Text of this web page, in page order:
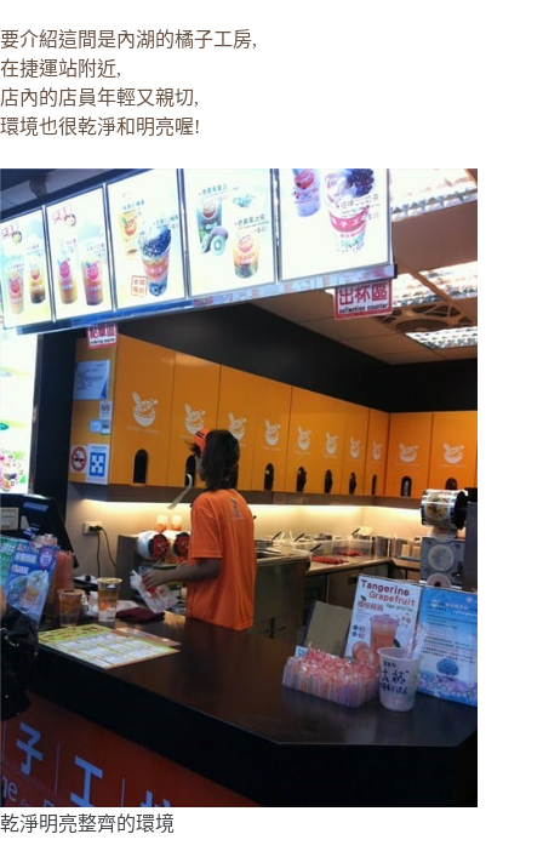
要介紹這間是內湖的橘子工房,
在捷運站附近,
店內的店員年輕又親切,
環境也很乾淨和明亮喔!
乾淨明亮整齊的環境